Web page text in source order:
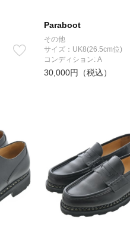
Paraboot
その他
サイズ：UK8(26.5cm位)
コンディション: A
30,000円（税込）